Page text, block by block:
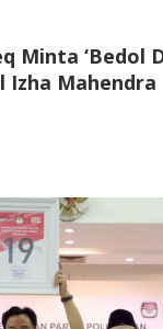
Minta ‘Bedol
Izha Mahendra